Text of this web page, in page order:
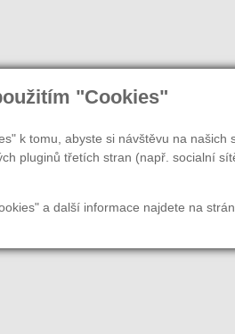
"Cookies"
k tomu, abyste si návštěvu na
pluginů třetích stran (např. socialní
a další informace najdete na